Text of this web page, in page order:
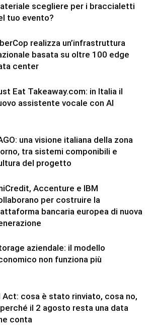
scegliere per i braccialetti
tuo evento?
realizza un’infrastruttura
basata su oltre 100 edge
center
Eat Takeaway.com: in Italia il
assistente vocale con AI
una visione italiana della zona
tra sistemi componibili e
del progetto
Accenture e IBM
per costruire la
bancaria europea di nuova
aziendale: il modello
non funziona più
Act: cosa è stato rinviato, cosa no,
il 2 agosto resta una data
conta